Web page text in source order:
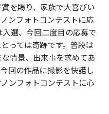
を賜り、家族で大喜びい
ンフォトコンテストに応
選、今回二度目の応募で
っては奇跡です。普段は
情景、出来事を求めてあ
回の作品に撮影を快諾し
ンフォトコンテストに心